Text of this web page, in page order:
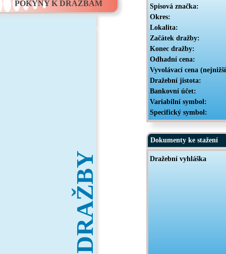
POKYNY K DRAŽBÁM
DRAŽBY
Spisová značka:
Okres:
Lokalita:
Začátek dražby:
Konec dražby:
Odhadní cena:
Vyvolávací cena
Dražební jistota:
Bankovní účet:
Variabilní symbol:
Specifický symbol:
Dokumenty ke stažení
Dražební vyhláška